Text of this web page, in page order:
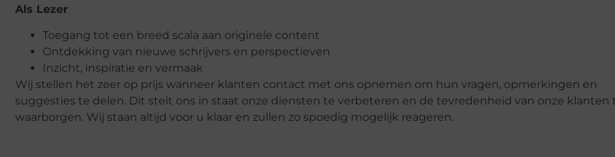
Als Lezer
Toegang tot een breed scala aan originele content
Ontdekking van nieuwe schrijvers en perspectieven
Inzicht, inspiratie en vermaak
Wij stellen het zeer op prijs wanneer klanten contact met ons opnemen om hun vragen, opmerkingen en
suggesties te delen. Dit stelt ons in staat onze diensten te verbeteren en de tevredenheid van onze klanten
waarborgen. Wij staan altijd voor u klaar en zullen zo spoedig mogelijk reageren.